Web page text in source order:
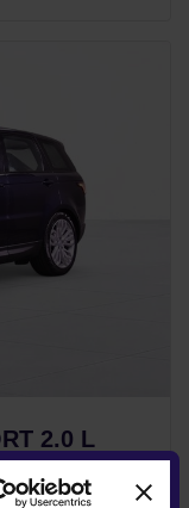
2.0 L